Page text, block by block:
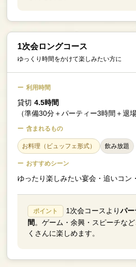
1次会ロングコース
ゆっくり時間をかけて楽しみたい方に
利用時間
貸切 4.5時間
（準備30分＋パーティー3時間＋退
含まれるもの
お料理（ビュッフェ形式） 飲み放題
おすすめシーン
ゆったり楽しみたい宴会・追いコン
ポイント 1次会コースよりパ
間。ゲーム・余興・スピーチな
くさんに楽しめます。